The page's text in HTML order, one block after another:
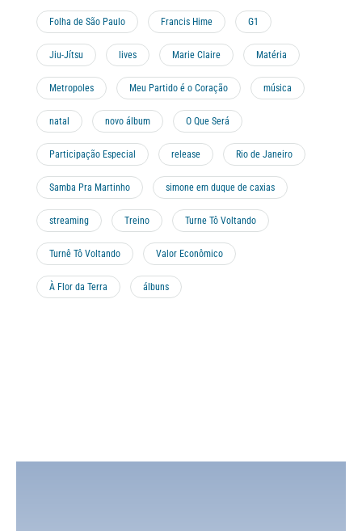
Folha de São Paulo Francis Hime G1
Jiu-Jítsu lives Marie Claire Matéria
Metropoles Meu Partido é o Coração música
natal novo álbum O Que Será
Participação Especial release Rio de Janeiro
Samba Pra Martinho simone em duque de caxias
streaming Treino Turne Tô Voltando
Turnê Tô Voltando Valor Econômico
À Flor da Terra álbuns